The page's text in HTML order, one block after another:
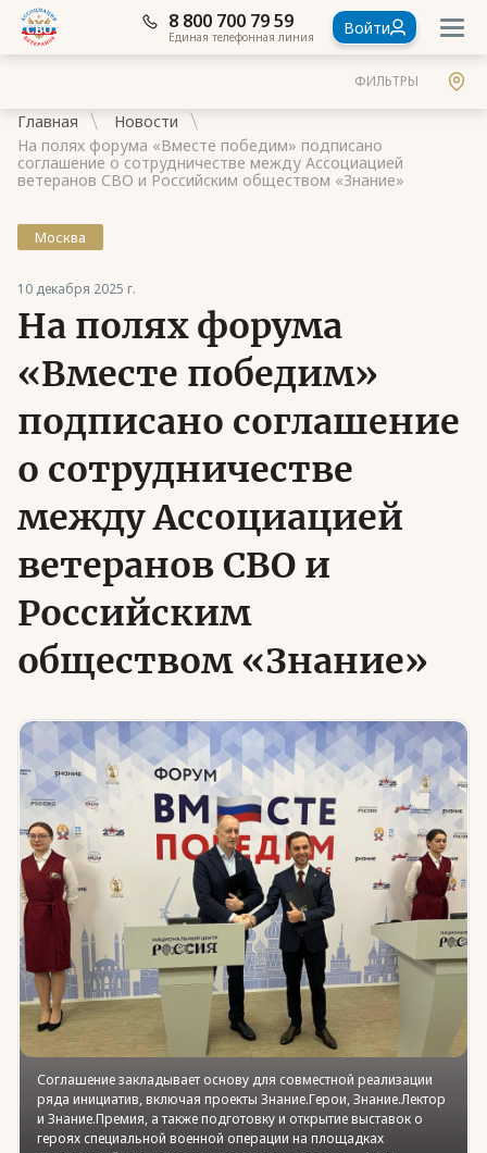
8 800 700 79 59
Единая телефонная линия Войти
ФИЛЬТРЫ
Главная
Новости
На полях форума «Вместе победим» подписано
соглашение о сотрудничестве между Ассоциацией
ветеранов СВО и Российским обществом «Знание»
Москва
10 декабря 2025 г.
На полях форума
«Вместе победим»
подписано соглашение
о сотрудничестве
между Ассоциацией
ветеранов СВО и
Российским
обществом «Знание»
Соглашение закладывает основу для совместной реализации
ряда инициатив, включая проекты Знание.Герои, Знание.Лектор
и Знание.Премия, а также подготовку и открытие выставок о
героях специальной военной операции на площадках
Документы
Контакты
Стать членом Ассоциации ветеранов СВО
Ассоциация в субъектах России
Частые вопросы
Юридическая помощь
Региональные меры поддержки